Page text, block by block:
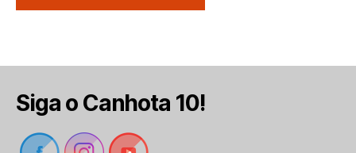
Siga o Canhota 10!